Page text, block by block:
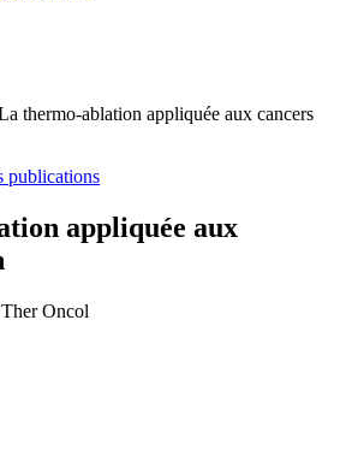
thermo-ablation appliquée aux cancers
publications
appliquée aux
Oncol